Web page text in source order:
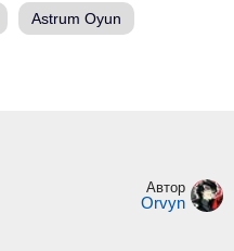
Astrum Oyun
Автор
Orvyn